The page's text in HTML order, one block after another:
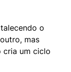
o
mas
cria um ciclo